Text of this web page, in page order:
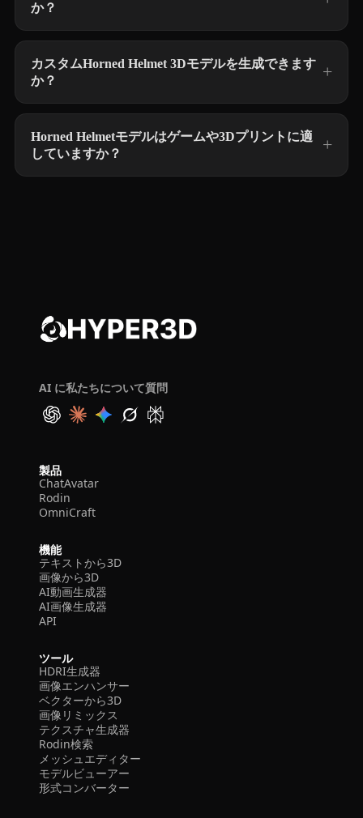
か？
カスタムHorned Helmet 3Dモデルを生成できます
か？
Horned Helmetモデルはゲームや3Dプリントに適
していますか？
AI に私たちについて質問
製品
ChatAvatar
Rodin
OmniCraft
機能
テキストから3D
画像から3D
AI動画生成器
AI画像生成器
API
ツール
HDRI生成器
画像エンハンサー
ベクターから3D
画像リミックス
テクスチャ生成器
Rodin検索
メッシュエディター
モデルビューアー
形式コンバーター